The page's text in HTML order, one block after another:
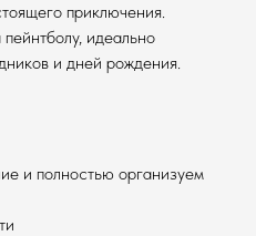
приключения.
идеально
и дней рождения.
и полностью организуем